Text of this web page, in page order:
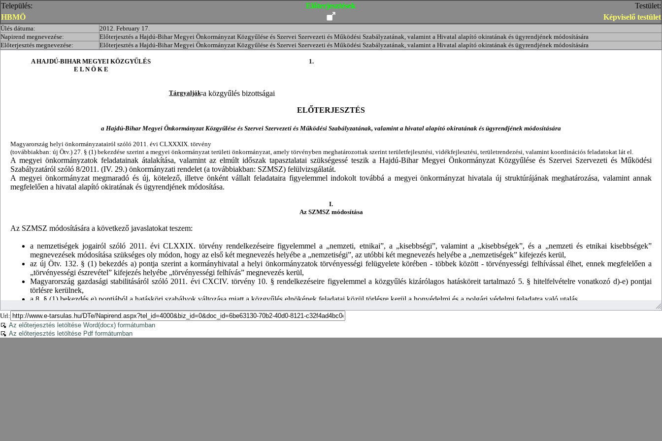
Település: Előterjesztések
Testület:
HBMÖ
Képviselő testület
Ülés dátuma:
2012. February 17.
Napirend megnevezése:
Előterjesztés a Hajdú-Bihar Megyei Önkormányzat Közgyűlése és Szervei Szervezeti és Működési Szabályzatának, valamint a Hivatal alapító okiratának és ügyrendjének módosítására
Előterjesztés megnevezése:
Előterjesztés a Hajdú-Bihar Megyei Önkormányzat Közgyűlése és Szervei Szervezeti és Működési Szabályzatának, valamint a Hivatal alapító okiratának és ügyrendjének módosítására
Url:
Az előterjesztés letöltése Word(docx) formátumban
Az előterjesztés letöltése Pdf formátumban